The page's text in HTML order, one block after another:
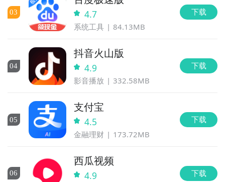
03 4.7
系统工具 84.13MB
下载
04
抖音火山版
4.9
影音播放 332.58MB
下载
05
支付宝
4.5
金融理财 173.72MB
下载
06
西瓜视频
4.9 下载